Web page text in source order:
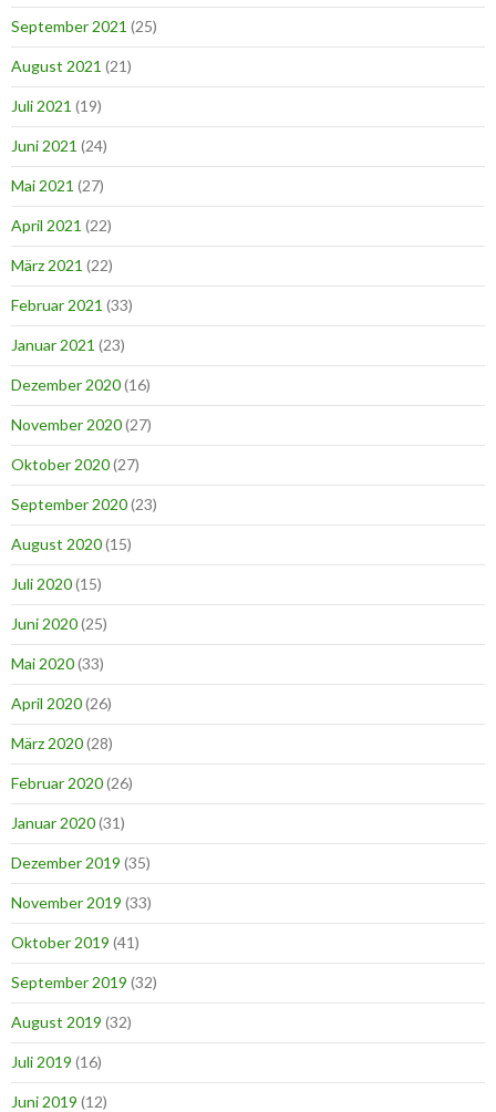
September 2021 (25)
August 2021 (21)
Juli 2021 (19)
Juni 2021 (24)
Mai 2021 (27)
April 2021 (22)
März 2021 (22)
Februar 2021 (33)
Januar 2021 (23)
Dezember 2020(16)
November 2020(27)
Oktober 2020(27)
September 2020(23)
August 2020(15)
Juli 2020(15)
Juni 2020(25)
Mai 2020(33)
April 2020(26)
März 2020(28)
Februar 2020(26)
Januar 2020(31)
Dezember 2019 (35)
November 2019 (33)
Oktober 2019 (41)
September 2019 (32)
August 2019 (32)
Juli 2019 (16)
Juni 2019 (12)